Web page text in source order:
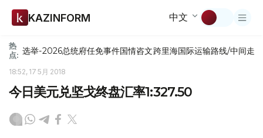
KAZINFORM 中文
热
点: 选举-2026总统府任免事件国情咨文跨里海国际运输路线/中间走廊
18:52, 17 5月 2018
今日美元兑坚戈终盘汇率1:327.50